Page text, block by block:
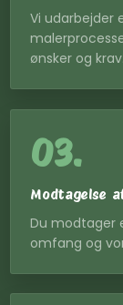
Vi udarbejder
ønsker og krav.
03.
Modtagelse
Du modtager
omfang og